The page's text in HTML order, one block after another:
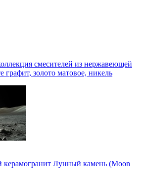
смесителей из нержавеющей
графит, золото матовое, никель
керамогранит Лунный камень (Moon